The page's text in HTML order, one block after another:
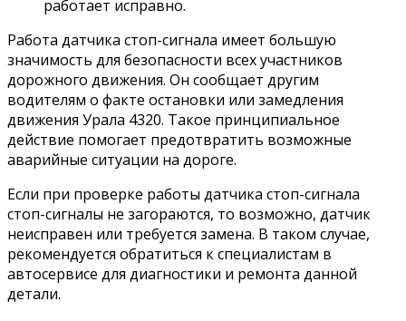
работает исправно.
Работа датчика стоп-сигнала имеет большую
значимость для безопасности всех участников
дорожного движения. Он сообщает другим
водителям о факте остановки или замедления
движения Урала 4320. Такое принципиальное
действие помогает предотвратить возможные
аварийные ситуации на дороге.
Если при проверке работы датчика стоп-сигнала
стоп-сигналы не загораются, то возможно, датчик
неисправен или требуется замена. В таком случае,
рекомендуется обратиться к специалистам в
автосервисе для диагностики и ремонта данной
детали.